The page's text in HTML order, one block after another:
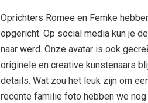
Oprichters Romee en Femke
opgericht. Op social media kun je
naar werd. Onze avatar is ook
originele en creative kunstenaars
details. Wat zou het leuk zijn om
recente familie foto hebben we